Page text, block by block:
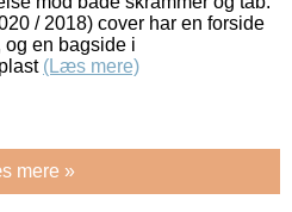
/ 2018) cover har en forside
en bagside i
(Læs mere)
mere »